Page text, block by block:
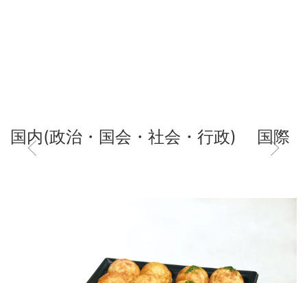
国内(政治・国会・社会・行政) 国際